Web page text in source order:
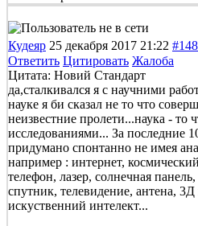
Кудеяр 25 декабря 2017 21:22
Ответить Цитировать Жалоба
Цитата: Новий Стандарт
да,сталкивался я с научними
науке я би сказал не то что
неизвестние пролети...наука - то
исследованиями... За последние
придумано спонтанно не имея
например : интернет,
телефон, лазер, солнечная
спутник, телевидение, антена, 3Д
искуственний интелект...